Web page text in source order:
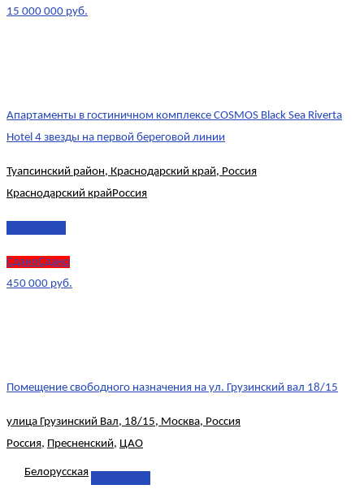
15 000 000 руб.
Апартаменты в гостиничном комплексе COSMOS Black Sea Riverta
Hotel 4 звезды на первой береговой линии
Туапсинский район, Краснодарский край, Россия
Краснодарский крайРоссия
СданоСдано
450 000 руб.
Помещение свободного назначения на ул. Грузинский вал 18/15
улица Грузинский Вал, 18/15, Москва, Россия
Россия, Пресненский, ЦАО
Белорусская